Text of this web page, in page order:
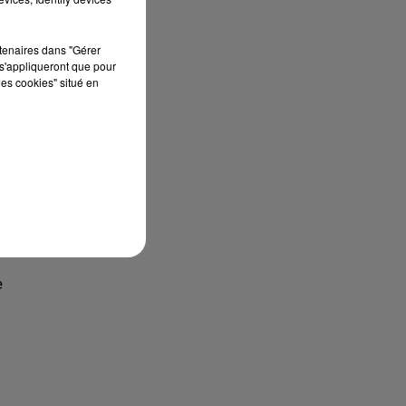
dans "Gérer
que pour
cookies" situé en